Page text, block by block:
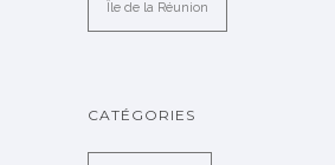
Île de la Réunion
CATÉGORIES